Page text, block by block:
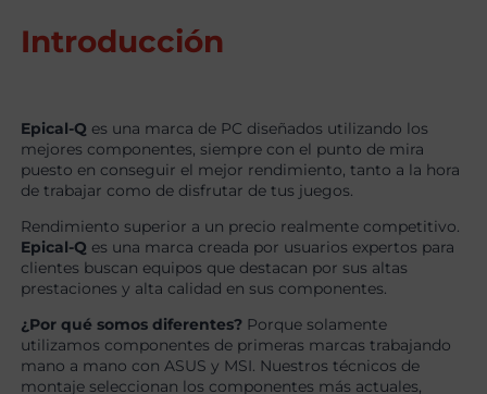
Introducción
Epical-Q es una marca de PC diseñados utilizando los
mejores componentes, siempre con el punto de mira
puesto en conseguir el mejor rendimiento, tanto a la hora
de trabajar como de disfrutar de tus juegos.
Rendimiento superior a un precio realmente competitivo.
Epical-Q es una marca creada por usuarios expertos para
clientes buscan equipos que destacan por sus altas
prestaciones y alta calidad en sus componentes.
¿Por qué somos diferentes? Porque solamente
utilizamos componentes de primeras marcas trabajando
mano a mano con ASUS y MSI. Nuestros técnicos de
montaje seleccionan los componentes más actuales,